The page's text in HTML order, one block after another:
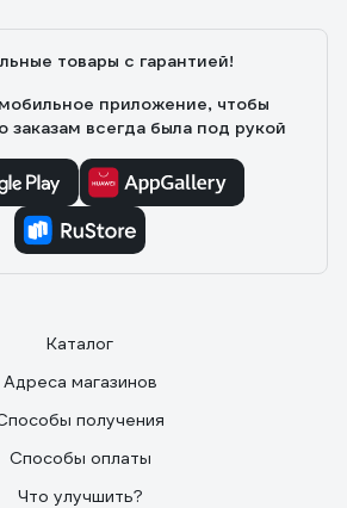
товары с гарантией!
приложение, чтобы
заказам всегда была под рукой
Каталог
Адреса магазинов
получения
Способы оплаты
Что улучшить?